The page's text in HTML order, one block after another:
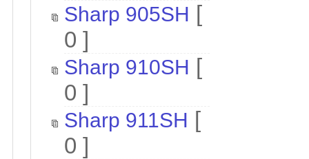
Sharp 905SH [
0 ]
Sharp 910SH [
0 ]
Sharp 911SH [
0 ]